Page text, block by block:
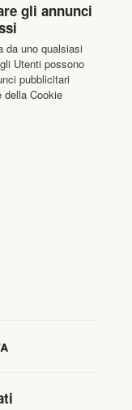
gli annunci
da uno qualsiasi
Utenti possono
pubblicitari
della Cookie